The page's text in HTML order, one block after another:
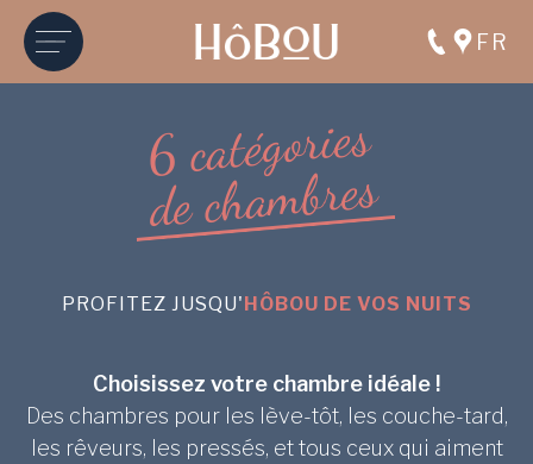
FR
Leschambres
Billancourt :
pour bien dormir, et encore mieux rêver !
6 catégories
dechambres
PROFITEZ JUSQU' HÔBOU DE VOS NUITS
Choisissez votre chambre idéale !
Des chambres pour les lève-tôt, les couche-tard,
les rêveurs, les pressés, et tous ceux qui aiment